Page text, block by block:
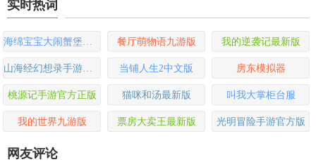
实时热词
海绵宝宝大闹蟹堡王最新版本 餐厅萌物语九游版 我的逆袭记最新版
山海经幻想录手游官方版 当铺人生2中文版 房东模拟器
桃源记手游官方正版 猫咪和汤最新版 叫我大掌柜台服
我的世界九游版 票房大卖王最新版 光明冒险手游官方版
网友评论